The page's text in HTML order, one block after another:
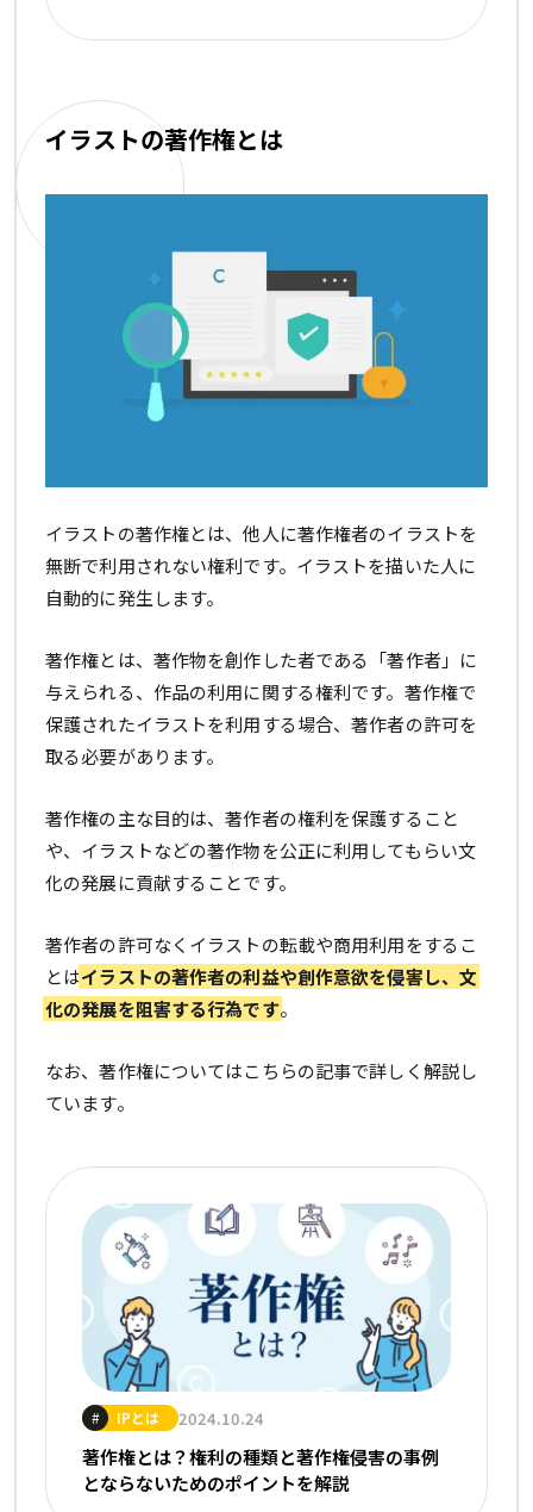
イラストの著作権とは
イラストの著作権とは、他人に著作権者のイラストを
無断で利用されない権利です。イラストを描いた人に
自動的に発生します。
著作権とは、著作物を創作した者である「著作者」に
与えられる、作品の利用に関する権利です。著作権で
保護されたイラストを利用する場合、著作者の許可を
取る必要があります。
著作権の主な目的は、著作者の権利を保護すること
や、イラストなどの著作物を公正に利用してもらい文
化の発展に貢献することです。
著作者の許可なくイラストの転載や商用利用をするこ
とはイラストの著作者の利益や創作意欲を侵害し、文
化の発展を阻害する行為です。
なお、著作権についてはこちらの記事で詳しく解説し
ています。
# IPとは 2024.10.24
著作権とは？権利の種類と著作権侵害の事例
とならないためのポイントを解説